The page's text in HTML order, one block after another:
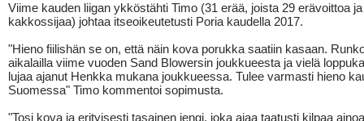
Viime kauden liigan ykköstähti Timo (31 erää, joista 29 erävoittoa
kakkossijaa) johtaa itseoikeutetusti Poria kaudella 2017.
"Hieno fiilishän se on, että näin kova porukka saatiin kasaan.
aikalailla viime vuoden Sand Blowersin joukkueesta ja vielä
lujaa ajanut Henkka mukana joukkueessa. Tulee varmasti hieno
Suomessa" Timo kommentoi sopimusta.
"Tosi kova ja erityisesti tasainen jengi, joka ajaa taatusti kilpaa